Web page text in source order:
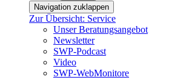
Navigation zuklappen
Zur Übersicht: Service
Unser Beratungsangebot
Newsletter
SWP-Podcast
Video
SWP-WebMonitore